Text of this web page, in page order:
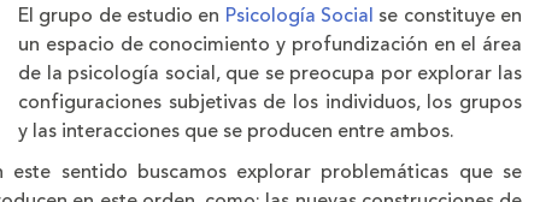
de
la
letra
de
la
letra
El grupo de estudio en Psicología Social se constituye en
un espacio de conocimiento y profundización en el área
de la psicología social, que se preocupa por explorar las
configuraciones subjetivas de los individuos, los grupos
y las interacciones que se producen entre ambos.
este sentido buscamos explorar problemáticas que se